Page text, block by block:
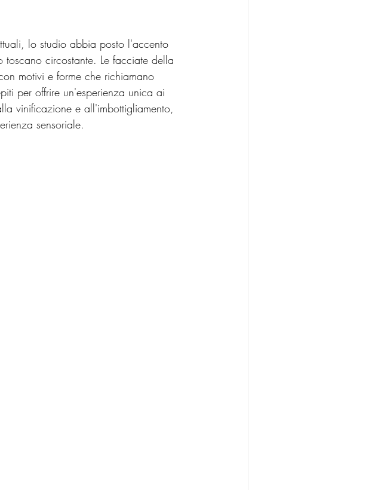
lo studio abbia posto l'accento
circostante. Le facciate della
motivi e forme che richiamano
per offrire un'esperienza unica ai
vinificazione e all'imbottigliamento,
sensoriale.